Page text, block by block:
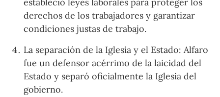
derechos de los trabajadores y garantizar
condiciones justas de trabajo.
La separación de la Iglesia y el Estado: Alfaro
fue un defensor acérrimo de la laicidad del
Estado y separó oficialmente la Iglesia del
gobierno.